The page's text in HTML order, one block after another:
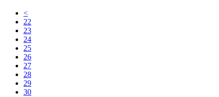
<
22
23
24
25
26
27
28
29
30